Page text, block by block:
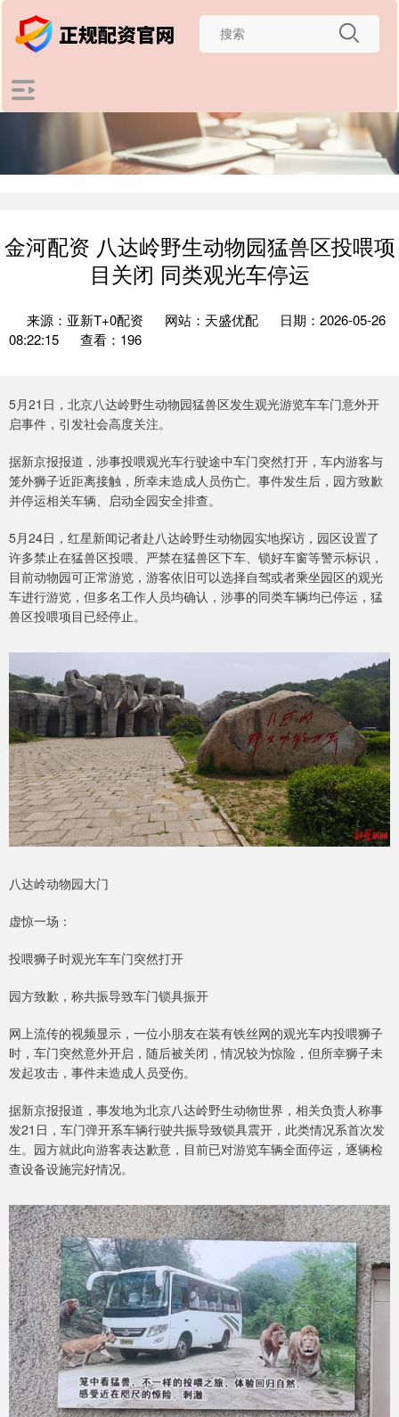
金河配资 八达岭野生动物园猛兽区投喂项
目关闭 同类观光车停运
来源：亚新T+0配资 网站：天盛优配
日期：2026-05-26
08:22:15
查看：196
5月21日，北京八达岭野生动物园猛兽区发生观光游览车车门意外开
启事件，引发社会高度关注。
据新京报报道，涉事投喂观光车行驶途中车门突然打开，车内游客与
笼外狮子近距离接触，所幸未造成人员伤亡。事件发生后，园方致歉
并停运相关车辆、启动全园安全排查。
5月24日，红星新闻记者赴八达岭野生动物园实地探访，园区设置了
许多禁止在猛兽区投喂、严禁在猛兽区下车、锁好车窗等警示标识，
目前动物园可正常游览，游客依旧可以选择自驾或者乘坐园区的观光
车进行游览，但多名工作人员均确认，涉事的同类车辆均已停运，猛
兽区投喂项目已经停止。
八达岭动物园大门
虚惊一场：
投喂狮子时观光车车门突然打开
园方致歉，称共振导致车门锁具振开
网上流传的视频显示，一位小朋友在装有铁丝网的观光车内投喂狮子
时，车门突然意外开启，随后被关闭，情况较为惊险，但所幸狮子未
发起攻击，事件未造成人员受伤。
据新京报报道，事发地为北京八达岭野生动物世界，相关负责人称事
发21日，车门弹开系车辆行驶共振导致锁具震开，此类情况系首次发
生。园方就此向游客表达歉意，目前已对游览车辆全面停运，逐辆检
查设备设施完好情况。